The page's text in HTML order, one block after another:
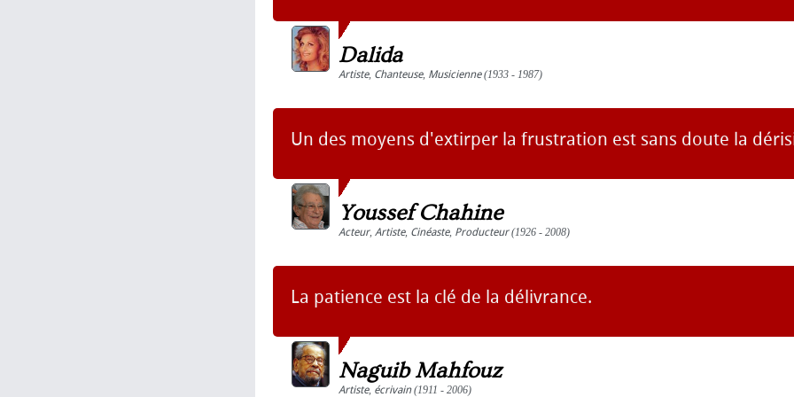
Dalida
Artiste, Chanteuse, Musicienne(1933 - 1987)
Un des moyens d'extirper la frustration est sans doute la
Youssef Chahine
Acteur, Artiste, Cinéaste, Producteur(1926 - 2008)
La patience est la clé de la délivrance.
Naguib Mahfouz
Artiste, écrivain(1911 - 2006)